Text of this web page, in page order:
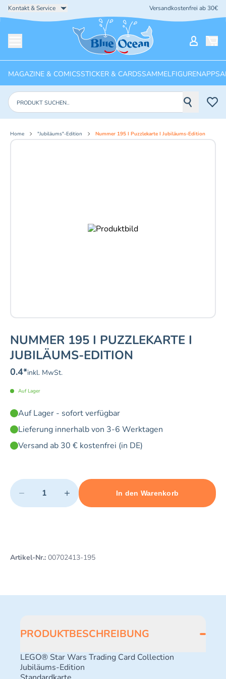
Kontakt & Service Versandkostenfrei ab 30€
Startseite
MAGAZINE & COMICSSTICKER & CARDSSAMMELFIGURENAPPS
Produkte suchen
Home "Jubiläums"-Edition Nummer 195 I Puzzlekarte I Jubiläums-Edition
NUMMER 195 I PUZZLEKARTE I
JUBILÄUMS-EDITION
0.4*inkl. MwSt.
Auf Lager
Auf Lager - sofort verfügbar
Lieferung innerhalb von 3-6 Werktagen
Versand ab 30 € kostenfrei (in DE)
Quantity
− +
Minimum quantity: 1 Maximum quantity: 3
In den Warenkorb
Add 1 item to cart
Artikel-Nr.: 00702413-195
PRODUKTBESCHREIBUNG
LEGO® Star Wars Trading Card Collection
Jubiläums-Edition